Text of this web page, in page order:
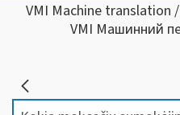
VMI Machine
VMI Машинний